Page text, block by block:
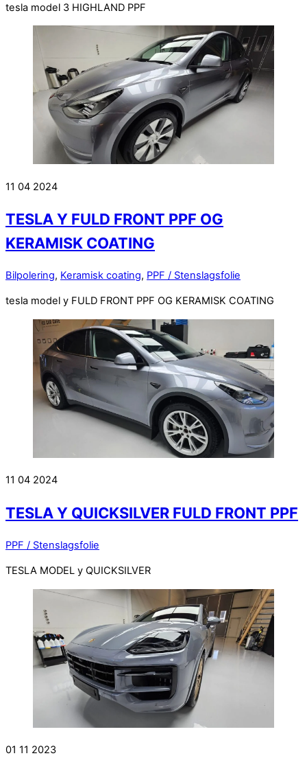
tesla model 3 HIGHLAND PPF
11 04 2024
TESLA Y FULD FRONT PPF OG
KERAMISK COATING
Bilpolering, Keramisk coating, PPF / Stenslagsfolie
tesla model y FULD FRONT PPF OG KERAMISK COATING
11 04 2024
TESLA Y QUICKSILVER FULD FRONT PPF
PPF / Stenslagsfolie
TESLA MODEL y QUICKSILVER
01 11 2023